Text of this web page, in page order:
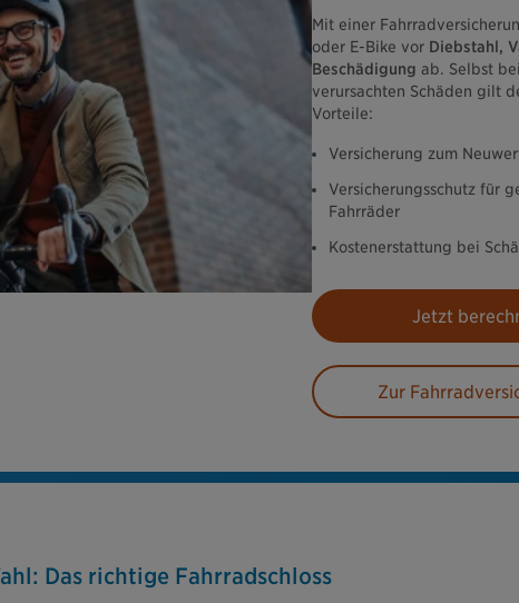
Mit einer
oder E-Bike vor Diebstahl,
Beschädigung ab. Selbst
verursachten Schäden gilt
Vorteile:
Versicherung zum
Versicherungsschutz für
Fahrräder
Kostenerstattung bei
Jetzt
Zur
Das richtige Fahrradschloss